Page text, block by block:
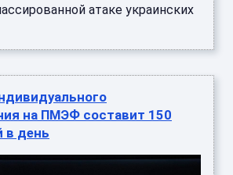
атаке украинских
на ПМЭФ составит 150
в день